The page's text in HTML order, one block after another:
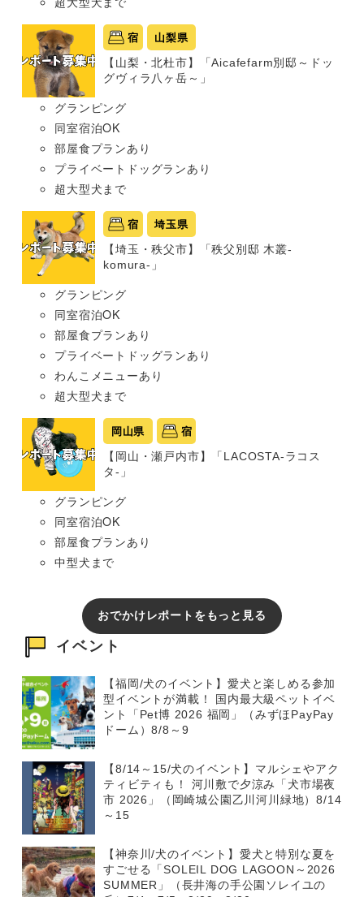
宿 山梨県
【山梨・北杜市】「Aicafefarm別邸～ドッ
グヴィラ八ヶ岳～」
グランピング
同室宿泊OK
部屋食プランあり
プライベートドッグランあり
超大型犬まで
宿 埼玉県
【埼玉・秩父市】「秩父別邸 木叢-
komura-」
グランピング
同室宿泊OK
部屋食プランあり
プライベートドッグランあり
わんこメニューあり
超大型犬まで
岡山県 宿
【岡山・瀬戸内市】「LACOSTA-ラコス
タ-」
グランピング
同室宿泊OK
部屋食プランあり
中型犬まで
おでかけレポートをもっと見る
イベント
【福岡/犬のイベント】愛犬と楽しめる参加
型イベントが満載！ 国内最大級ペットイベ
ント「Pet博 2026 福岡」（みずほPayPay
ドーム）8/8～9
【8/14～15/犬のイベント】マルシェやアク
ティビティも！ 河川敷で夕涼み「犬市場夜
市 2026」（岡崎城公園乙川河川緑地）8/14
～15
【神奈川/犬のイベント】愛犬と特別な夏を
すごせる「SOLEIL DOG LAGOON～2026
SUMMER」（長井海の手公園ソレイユの